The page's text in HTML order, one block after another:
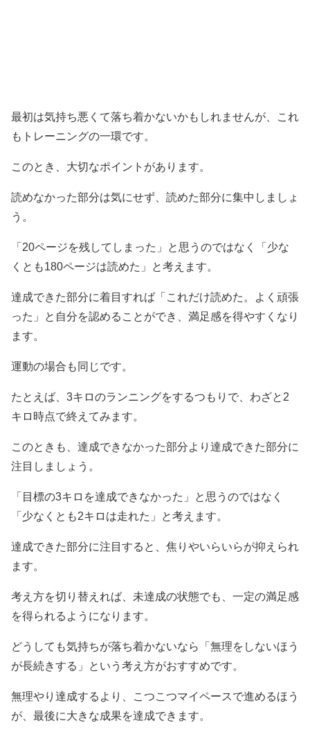
最初は気持ち悪くて落ち着かないかもしれませんが、これ
もトレーニングの一環です。
このとき、大切なポイントがあります。
読めなかった部分は気にせず、読めた部分に集中しましょ
う。
「20ページを残してしまった」と思うのではなく「少な
くとも180ページは読めた」と考えます。
達成できた部分に着目すれば「これだけ読めた。よく頑張
った」と自分を認めることができ、満足感を得やすくなり
ます。
運動の場合も同じです。
たとえば、3キロのランニングをするつもりで、わざと2
キロ時点で終えてみます。
このときも、達成できなかった部分より達成できた部分に
注目しましょう。
「目標の3キロを達成できなかった」と思うのではなく
「少なくとも2キロは走れた」と考えます。
達成できた部分に注目すると、焦りやいらいらが抑えられ
ます。
考え方を切り替えれば、未達成の状態でも、一定の満足感
を得られるようになります。
どうしても気持ちが落ち着かないなら「無理をしないほう
が長続きする」という考え方がおすすめです。
無理やり達成するより、こつこつマイペースで進めるほう
が、最後に大きな成果を達成できます。